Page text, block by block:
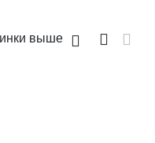
выше